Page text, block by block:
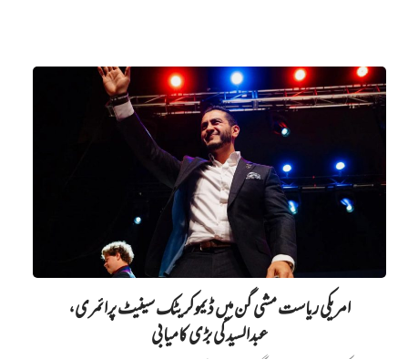
امریکی ریاست مشی گن میں ڈیموکریٹک سینیٹ پرائمری،
عبدالسید کی بڑی کامیابی